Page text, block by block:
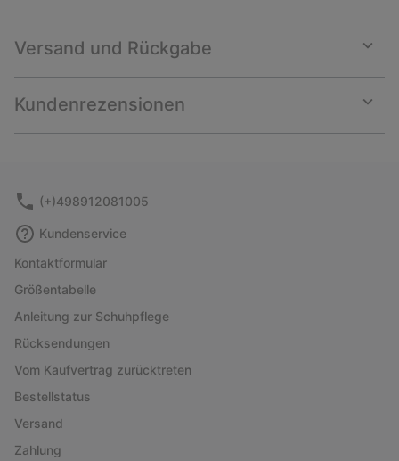
Versand und Rückgabe
or
Kundenrezensionen
or
(+)498912081005
Kundenservice
Kontaktformular
Größentabelle
Anleitung zur Schuhpflege
Rücksendungen
Vom Kaufvertrag zurücktreten
Bestellstatus
Versand
Zahlung